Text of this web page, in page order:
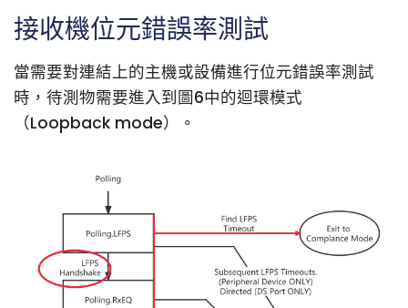
接收機位元錯誤率測試
當需要對連結上的主機或設備進行位元錯誤率測試
時，待測物需要進入到圖6中的迴環模式
（Loopback mode）。